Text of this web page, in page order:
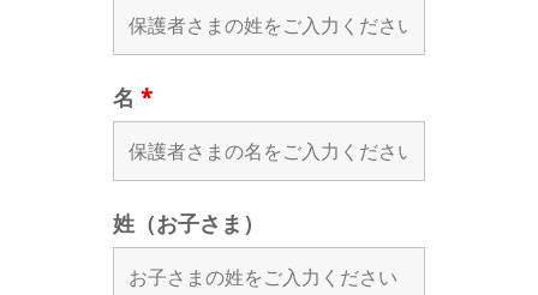
名 *
姓（お子さま）